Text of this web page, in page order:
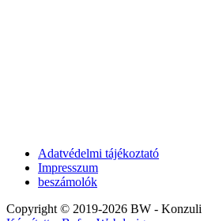
Adatvédelmi tájékoztató
Impresszum
beszámolók
Copyright © 2019-2026 BW - Konzuli